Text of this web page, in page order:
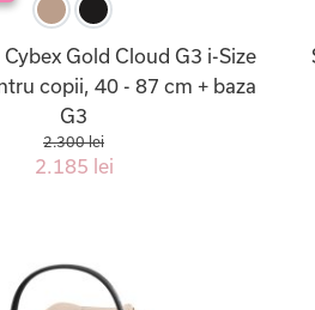
Gold Cloud G3 i-Size
copii, 40 - 87 cm + baza
G3
2.300 lei
2.185 lei